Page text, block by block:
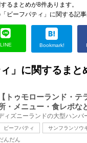
るまとめが8件あります。
ビーフパティ」に関する記
LINE Bookmark!
ィ」に関するまと
【トゥモローランド・
・メニュー・食レポな
ビーフパティ サンフランソウ
んだん